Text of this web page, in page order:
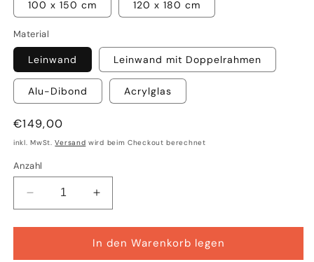
100 x 150 cm 120 x 180 cm
Material
Leinwand Leinwand mit Doppelrahmen
Alu-Dibond Acrylglas
Normaler
Preis
€149,00
inkl. MwSt.Versand wird beim Checkout berechnet
Anzahl
Verringere
die
Menge
Birgit
Erhöhe
die
Menge
für
Birgit
In den Warenkorb legen